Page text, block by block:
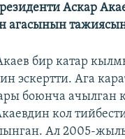
Аскар
агасынын
бир катар
эскертти. Ага
боюнча
кол
Ал 2005-